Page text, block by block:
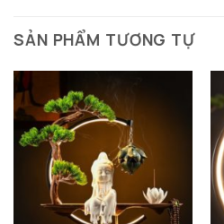
phẩm này không chỉ mang lại
còn giúp gia chủ tạo không
tài lộc, may mắn.
SẢN PHẨM TƯƠNG TỰ